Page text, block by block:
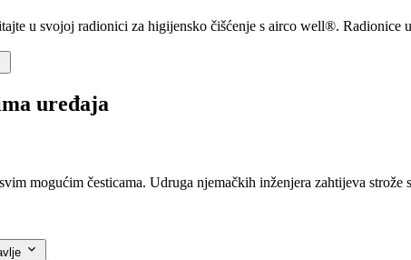
u svojoj radionici za higijensko čišćenje s airco well®. Radionice
uređaja
mogućim česticama. Udruga njemačkih inženjera zahtijeva strože